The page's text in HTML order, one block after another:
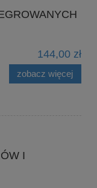
144,00 zł
zobacz więcej
I